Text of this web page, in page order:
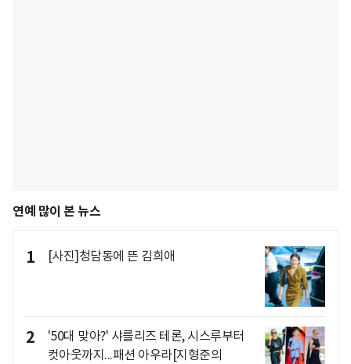
연예 많이 본 뉴스
1 [사진]청담동에 뜬 김희애
2
'50대 맞아?' 샤를리즈 테론, 시스루부터
컷아웃까지...패션 아우라[지형준의